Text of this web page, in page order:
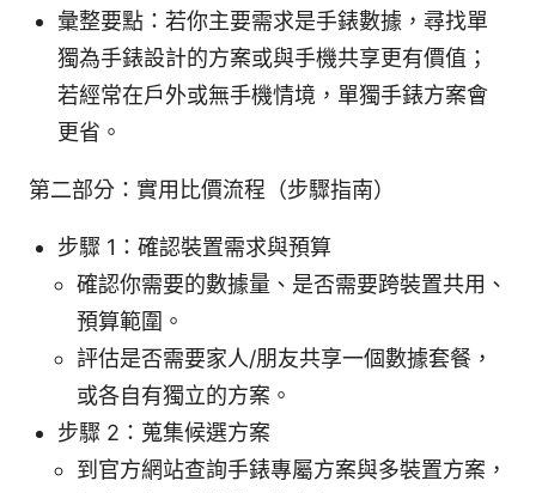
彙整要點：若你主要需求是手錶數據，尋找單
獨為手錶設計的方案或與手機共享更有價值；
若經常在戶外或無手機情境，單獨手錶方案會
更省。
第二部分：實用比價流程（步驟指南）
步驟 1：確認裝置需求與預算
確認你需要的數據量、是否需要跨裝置共用、
預算範圍。
評估是否需要家人/朋友共享一個數據套餐，
或各自有獨立的方案。
步驟 2：蒐集候選方案
到官方網站查詢手錶專屬方案與多裝置方案，